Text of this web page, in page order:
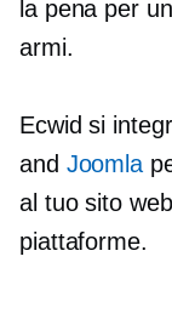
la pena per
armi.
Ecwid si
and Joomla
al tuo sito
piattaforme.